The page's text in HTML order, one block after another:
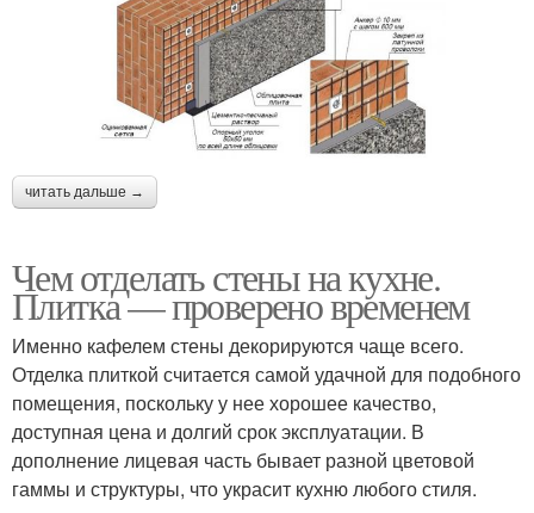
читать дальше →
Чем отделать стены на кухне.
Плитка — проверено временем
Именно кафелем стены декорируются чаще всего.
Отделка плиткой считается самой удачной для подобного
помещения, поскольку у нее хорошее качество,
доступная цена и долгий срок эксплуатации. В
дополнение лицевая часть бывает разной цветовой
гаммы и структуры, что украсит кухню любого стиля.